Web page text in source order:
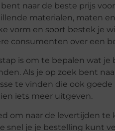
bent naar de beste prijs
materialen, maten
vorm en soort bestek je
consumenten over een
is om te bepalen wat
Als je op zoek bent
te vinden die ook
iets meer uitgeven.
om naar de levertijden
snel je je bestelling kunt